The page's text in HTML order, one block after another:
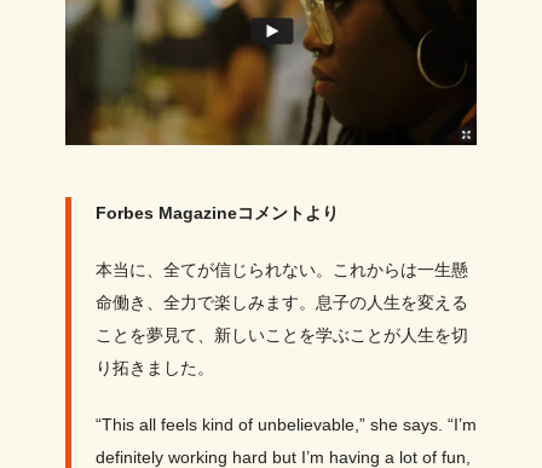
Forbes Magazineコメントより
本当に、全てが信じられない。これからは一生懸
命働き、全力で楽しみます。息子の人生を変える
ことを夢見て、新しいことを学ぶことが人生を切
り拓きました。
“This all feels kind of unbelievable,” she says. “I’m
definitely working hard but I’m having a lot of fun,